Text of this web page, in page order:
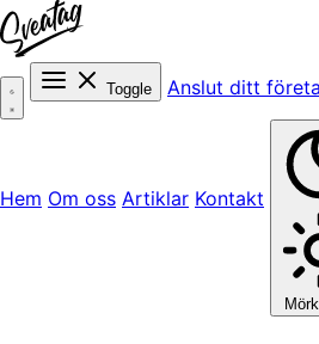
Toggle Anslut ditt
Hem Om oss Artiklar Kontakt